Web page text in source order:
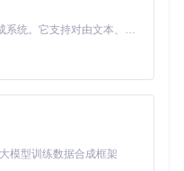
MiniMax H3 是一个通用的全模态生成系统。它支持对由文本、图像、视频和音频组成的多模态上下文进行统一理解，并能生成分辨率高达 2K、时长可达 15 秒的带原生立体声音频的视频。得益于面向任务泛化的系统设计，H3 在预训练阶段就已具备广泛的多模态上下文理解与生成能力，能够出色地执行复杂的多模态指令。
模型训练数据合成框架